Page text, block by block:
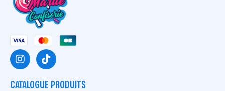
CATALOGUE PRODUITS